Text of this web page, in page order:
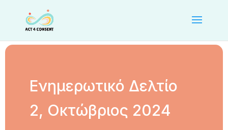
Ενημερωτικό Δελτίο
2, Οκτώβριος 2024